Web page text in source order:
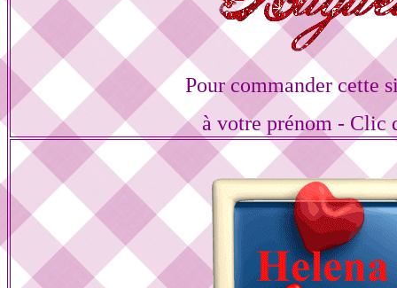
Pour commander cette
à votre prénom - Clic